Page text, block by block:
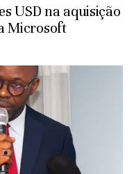
USD na aquisição
Microsoft